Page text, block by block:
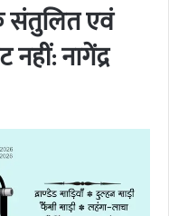
संतुलित एवं
नागेंद्र